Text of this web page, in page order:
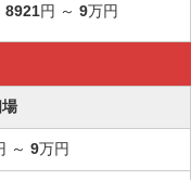
8921円 ～ 9万円
～ 9万円